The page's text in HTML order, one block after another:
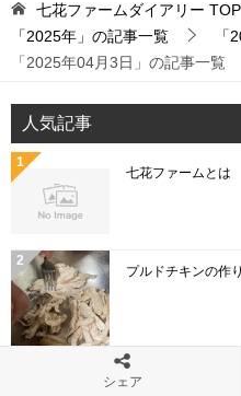
七花ファームダイアリー TOP
「2025年」の記事一覧
「
「2025年04月3日」の記事一覧
人気記事
七花ファームとは
プルドチキンの作
「こねぎ」と「あ
の違いとは
シェア